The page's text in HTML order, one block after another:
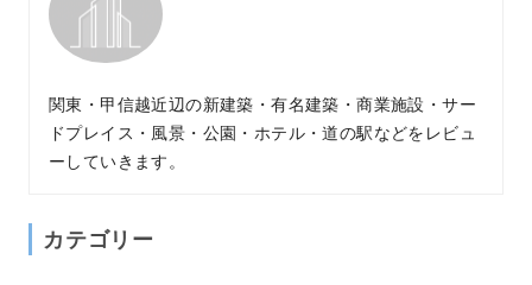
関東・甲信越近辺の新建築・有名建築・商業施設・サー
ドプレイス・風景・公園・ホテル・道の駅などをレビュ
ーしていきます。
カテゴリー